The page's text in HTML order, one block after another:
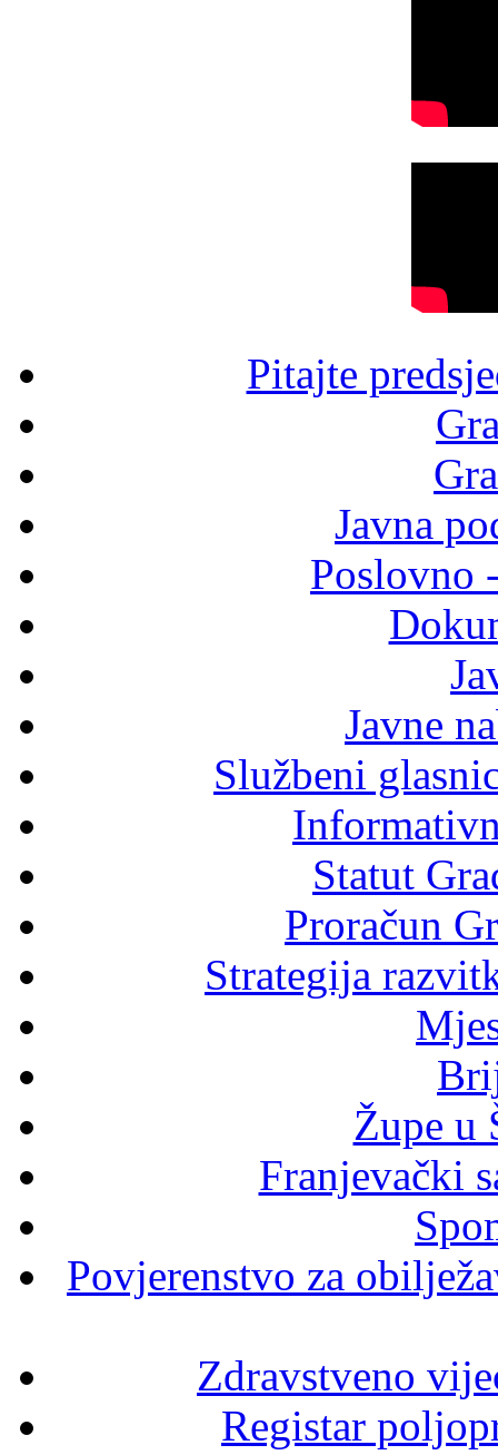
Pitajte
Javna
Poslovno
Javne
Službeni
Statut
Proračun
Strategija
Župe u
Franjevački
Povjerenstvo za
Zdravstveno
Registar